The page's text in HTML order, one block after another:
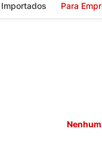
Importados Para